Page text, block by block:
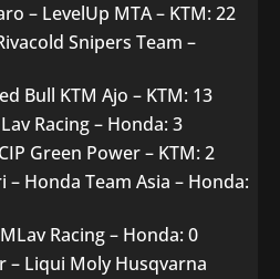
– LevelUp MTA – KTM: 22
Snipers Team –
Bull KTM Ajo – KTM: 13
Racing – Honda: 3
Green Power – KTM: 2
Honda Team Asia – Honda:
Racing – Honda: 0
– Liqui Moly Husqvarna